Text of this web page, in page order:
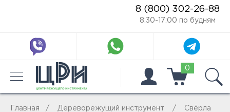
8 (800) 302-26-88
8:30-17:00 по будням
0
Главная Дереворежущий инструмент
Свёрла